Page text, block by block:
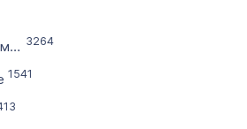
Юридическая помощь 3264
1541